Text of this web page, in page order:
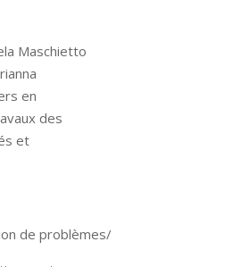
Maschietto
en
des
et
de problèmes/